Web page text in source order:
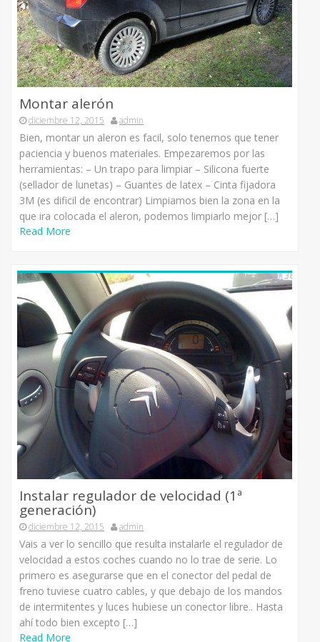
Montar alerón
diciembre 12, 2015 admin
Bien, montar un aleron es facil, solo tenemos que tener
paciencia y buenos materiales. Empezaremos por las
herramientas: – Un trapo para limpiar – Silicona fuerte
(sellador de lunetas) – Guantes de latex – Cinta fijadora
3M (es dificil de encontrar) Limpiamos bien la zona en la
que ira colocada el aleron, podemos limpiarlo mejor […]
Read More
Instalar regulador de velocidad (1ª
generación)
diciembre 12, 2015 admin
Vais a ver lo sencillo que resulta instalarle el regulador de
velocidad a estos coches cuando no lo trae de serie. Lo
primero es asegurarse que en el conector del pedal de
freno tuviese cuatro cables, y que debajo de los mandos
de intermitentes y luces hubiese un conector libre.. Hasta
ahí todo bien excepto […]
Read More